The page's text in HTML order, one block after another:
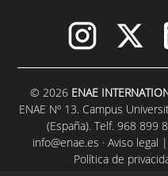
© 2026 ENAE
ENAE Nº 13. Campus
(España). Telf. 968 899
info@enae.es · Aviso legal |
Política de